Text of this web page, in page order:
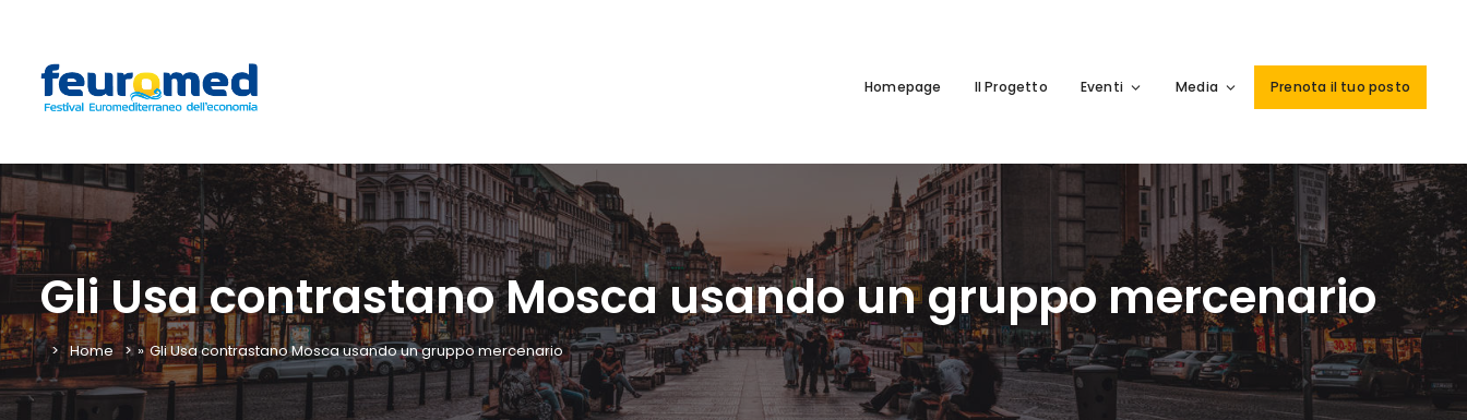
Homepage Il Progetto Eventi Media Prenota il tuo posto
Gli Usa contrastano Mosca usando un gruppo mercenario
Home » Gli Usa contrastano Mosca usando un gruppo mercenario